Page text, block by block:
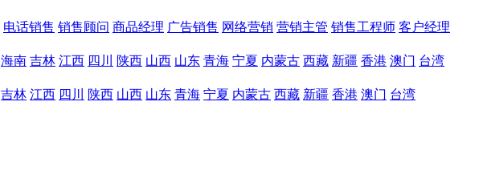
电话销售 销售顾问 商品经理 广告销售 网络营销 营销主管 销售工程师 客户经理
海南 吉林 江西 四川 陕西 山西 山东 青海 宁夏 内蒙古 西藏 新疆 香港 澳门 台湾
吉林 江西 四川 陕西 山西 山东 青海 宁夏 内蒙古 西藏 新疆 香港 澳门 台湾